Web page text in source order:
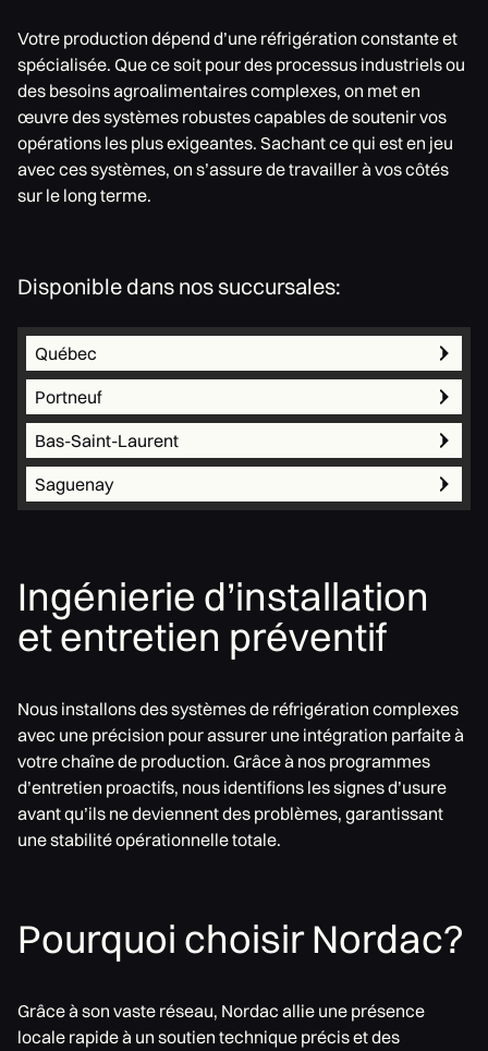
Votre production dépend d’une réfrigération constante et
spécialisée. Que ce soit pour des processus industriels ou
des besoins agroalimentaires complexes, on met en
œuvre des systèmes robustes capables de soutenir vos
opérations les plus exigeantes. Sachant ce qui est en jeu
avec ces systèmes, on s’assure de travailler à vos côtés
sur le long terme.
Disponible dans nos succursales:
Québec
Portneuf
Bas-Saint-Laurent
Saguenay
Ingénierie d’installation
et entretien préventif
Nous installons des systèmes de réfrigération complexes
avec une précision pour assurer une intégration parfaite à
votre chaîne de production. Grâce à nos programmes
d’entretien proactifs, nous identifions les signes d’usure
avant qu’ils ne deviennent des problèmes, garantissant
une stabilité opérationnelle totale.
Pourquoi choisir Nordac?
Grâce à son vaste réseau, Nordac allie une présence
locale rapide à un soutien technique précis et des